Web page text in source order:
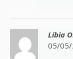
Libia
05/05/